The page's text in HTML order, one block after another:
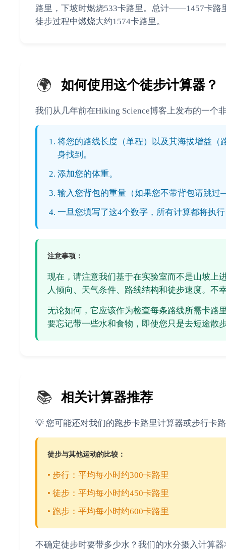
路里，下坡时燃烧533卡路里。总计——1457卡路
徒步过程中燃烧大约1574卡路里。
🌍 如何使用这个徒步计算器？
我们从几年前在Hiking Science博客上发布的一个
将您的路线长度（单程）以及其海拔增益（
身找到。
添加您的体重。
输入您背包的重量（如果您不带背包请跳
一旦您填写了这4个数字，所有计算都将执
注意事项：
现在，请注意我们基于在实验室而不是山坡上
人倾向、天气条件、路线结构和徒步速度。不
无论如何，它应该作为检查每条路线所需卡路
要忘记带一些水和食物，即使您只是去短途散
📚 相关计算器推荐
💡 您可能还对我们的跑步卡路里计算器或步行卡
徒步与其他运动的比较：
• 步行：平均每小时约300卡路里
• 徒步：平均每小时约450卡路里
• 跑步：平均每小时约600卡路里
不确定徒步时要带多少水？我们的水分摄入计算